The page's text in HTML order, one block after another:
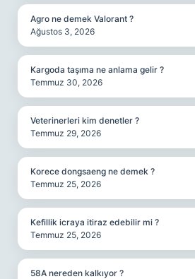
Agro ne demek Valorant ?
Ağustos 3, 2026
Kargoda taşıma ne anlama gelir ?
Temmuz 30, 2026
Veterinerleri kim denetler ?
Temmuz 29, 2026
Korece dongsaeng ne demek ?
Temmuz 25, 2026
Kefillik icraya itiraz edebilir mi ?
Temmuz 25, 2026
58A nereden kalkıyor ?